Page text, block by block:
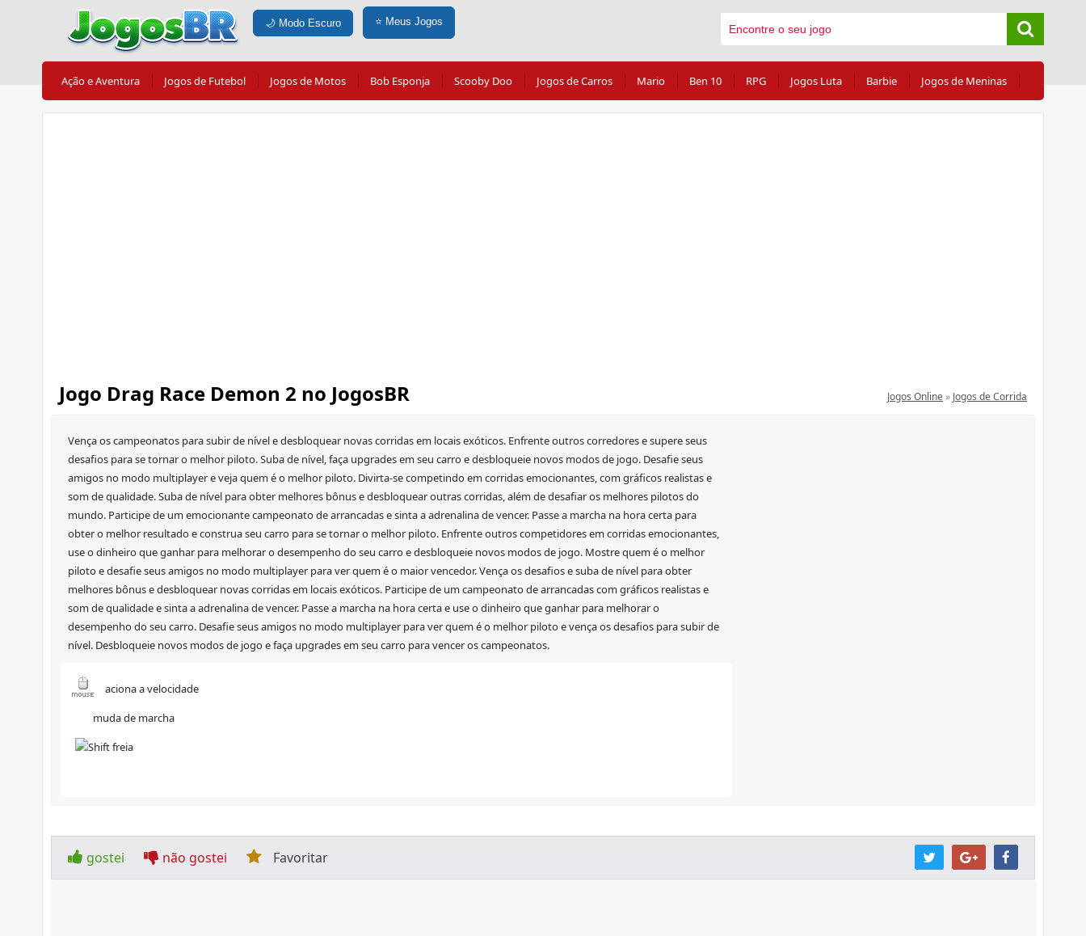
🌙 Modo Escuro ⭐ Meus Jogos
Ação e Aventura Jogos de Futebol Jogos de Motos Bob Esponja Scooby Doo Jogos de Carros Mario Ben 10 RPG Jogos Luta Barbie Jogos de Meninas
Jogo Drag Race Demon 2 no JogosBR Jogos Online» Jogos de Corrida
Vença os campeonatos para subir de nível e desbloquear novas corridas em locais exóticos. Enfrente outros corredores e supere seus
desafios para se tornar o melhor piloto. Suba de nível, faça upgrades em seu carro e desbloqueie novos modos de jogo. Desafie seus
amigos no modo multiplayer e veja quem é o melhor piloto. Divirta-se competindo em corridas emocionantes, com gráficos realistas e
som de qualidade. Suba de nível para obter melhores bônus e desbloquear outras corridas, além de desafiar os melhores pilotos do
mundo. Participe de um emocionante campeonato de arrancadas e sinta a adrenalina de vencer. Passe a marcha na hora certa para
obter o melhor resultado e construa seu carro para se tornar o melhor piloto. Enfrente outros competidores em corridas emocionantes,
use o dinheiro que ganhar para melhorar o desempenho do seu carro e desbloqueie novos modos de jogo. Mostre quem é o melhor
piloto e desafie seus amigos no modo multiplayer para ver quem é o maior vencedor. Vença os desafios e suba de nível para obter
melhores bônus e desbloquear novas corridas em locais exóticos. Participe de um campeonato de arrancadas com gráficos realistas e
som de qualidade e sinta a adrenalina de vencer. Passe a marcha na hora certa e use o dinheiro que ganhar para melhorar o
desempenho do seu carro. Desafie seus amigos no modo multiplayer para ver quem é o melhor piloto e vença os desafios para subir de
nível. Desbloqueie novos modos de jogo e faça upgrades em seu carro para vencer os campeonatos.
aciona a velocidade
muda de marcha
freia
gostei não gostei Favoritar